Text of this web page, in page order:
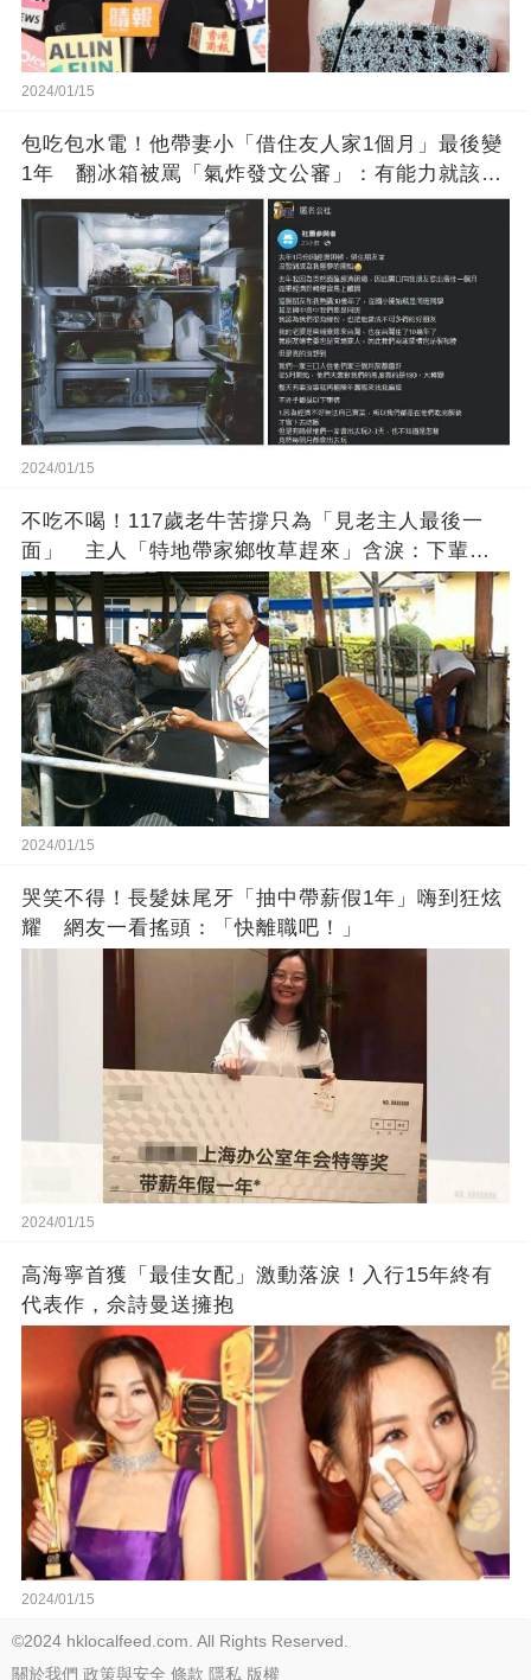
2024/01/15
包吃包水電！他帶妻小「借住友人家1個月」最後變
1年 翻冰箱被罵「氣炸發文公審」：有能力就該大
方
2024/01/15
不吃不喝！117歲老牛苦撐只為「見老主人最後一
面」 主人「特地帶家鄉牧草趕來」含淚：下輩子
找個好人家
2024/01/15
哭笑不得！長髮妹尾牙「抽中帶薪假1年」嗨到狂炫
耀 網友一看搖頭：「快離職吧！」
2024/01/15
高海寧首獲「最佳女配」激動落淚！入行15年終有
代表作，佘詩曼送擁抱
2024/01/15
©2024 hklocalfeed.com. All Rights Reserved.
關於我們 政策與安全 條款 隱私 版權